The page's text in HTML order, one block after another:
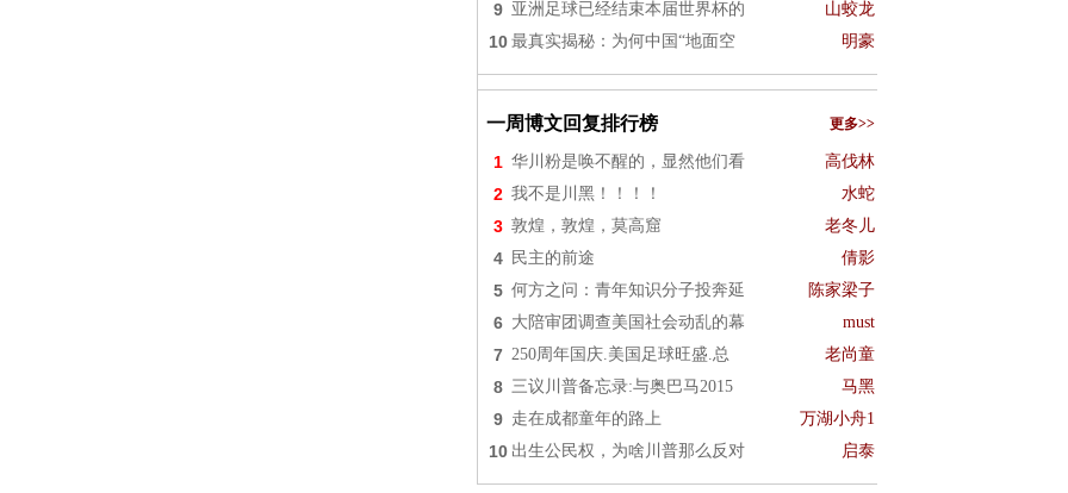
9 亚洲足球已经结束本届世界杯的 山蛟龙
10 最真实揭秘：为何中国“地面空 明豪
一周博文回复排行榜 更多>>
1 华川粉是唤不醒的，显然他们看 高伐林
2 我不是川黑！！！！ 水蛇
3 敦煌，敦煌，莫高窟 老冬儿
4 民主的前途 倩影
5 何方之问：青年知识分子投奔延 陈家梁子
6 大陪审团调查美国社会动乱的幕 must
7 250周年国庆.美国足球旺盛.总 老尚童
8 三议川普备忘录:与奥巴马2015 马黑
9 走在成都童年的路上 万湖小舟1
10 出生公民权，为啥川普那么反对 启泰